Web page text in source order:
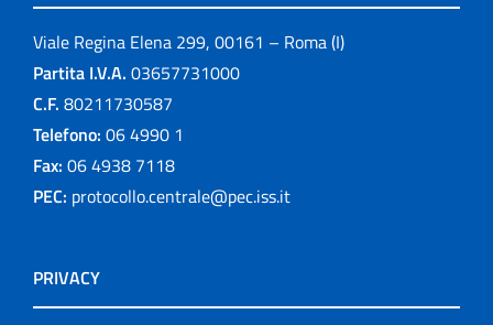
Viale Regina Elena 299, 00161 – Roma (I)
Partita I.V.A. 03657731000
C.F. 80211730587
Telefono: 06 4990 1
Fax: 06 4938 7118
PEC: protocollo.centrale@pec.iss.it
PRIVACY